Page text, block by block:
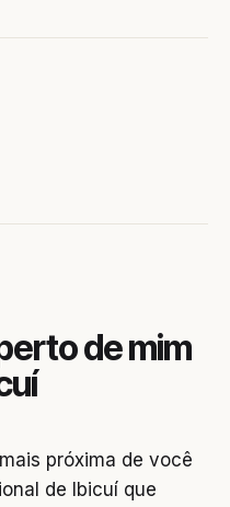
de mim
próxima de você
de Ibicuí que